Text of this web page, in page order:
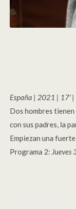
España | 2021 | 17′
Dos hombres
con sus padres, la
Empiezan una
Programa 2: Jueves